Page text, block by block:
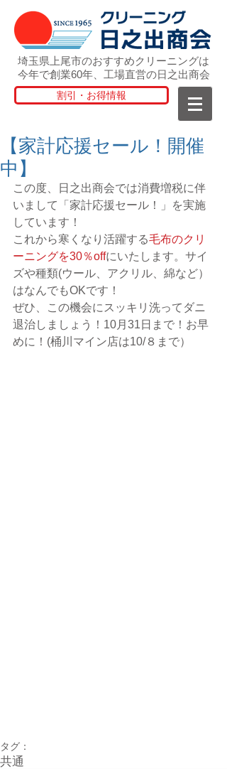
埼玉県上尾市のおすすめクリーニングは
今年で創業60年、工場直営の日之出商会
割引・お得情報
【家計応援セール！開催
中】
この度、日之出商会では消費増税に伴
いまして「家計応援セール！」を実施
しています！
これから寒くなり活躍する毛布のクリ
ーニングを30％offにいたします。サイ
ズや種類(ウール、アクリル、綿など）
はなんでもOKです！
ぜひ、この機会にスッキリ洗ってダニ
退治しましょう！10月31日まで！お早
めに！(桶川マイン店は10/８まで）
タグ：
共通